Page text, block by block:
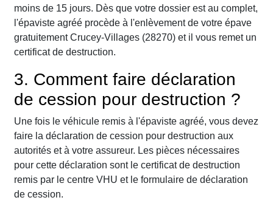
moins de 15 jours. Dès que votre dossier est au complet,
l'épaviste agréé procède à l'enlèvement de votre épave
gratuitement Crucey-Villages (28270) et il vous remet un
certificat de destruction.
3. Comment faire déclaration
de cession pour destruction ?
Une fois le véhicule remis à l'épaviste agréé, vous devez
faire la déclaration de cession pour destruction aux
autorités et à votre assureur. Les pièces nécessaires
pour cette déclaration sont le certificat de destruction
remis par le centre VHU et le formulaire de déclaration
de cession.